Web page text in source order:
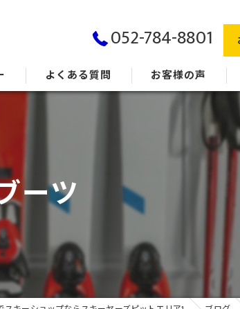
052-784-8801
よくある質問 お客様の声
ーツ